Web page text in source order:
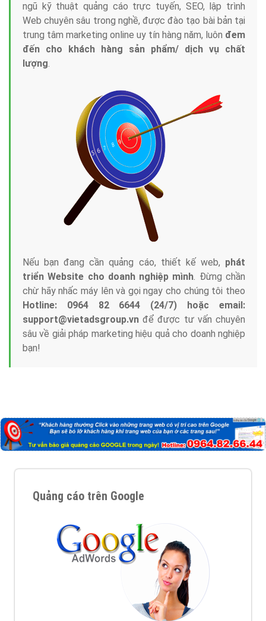
ngũ kỹ thuật quảng cáo trực tuyến, SEO, lập trình
Web chuyên sâu trong nghề, được đào tạo bài bản tại
trung tâm marketing online uy tín hàng năm, luôn đem
đến cho khách hàng sản phẩm/ dịch vụ chất
lượng.
Nếu bạn đang cần quảng cáo, thiết kế web, phát
triển Website cho doanh nghiệp mình. Đừng chần
chừ hãy nhấc máy lên và gọi ngay cho chúng tôi theo
Hotline: 0964 82 6644 (24/7) hoặc email:
support@vietadsgroup.vn để được tư vấn chuyên
sâu về giải pháp marketing hiệu quả cho doanh nghiệp
bạn!
Quảng cáo trên Google